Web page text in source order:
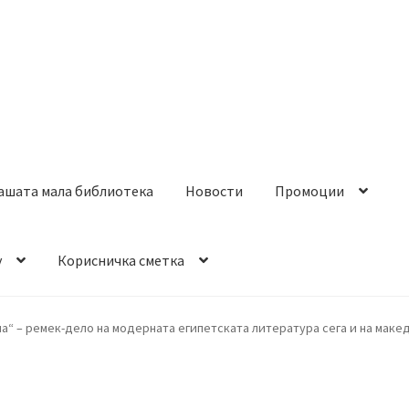
мала библиотека Новости Промоции
Корисничка сметка
– ремек-дело на модерната египетската литература сега и на